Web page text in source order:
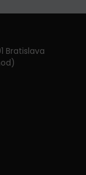
Bratislava